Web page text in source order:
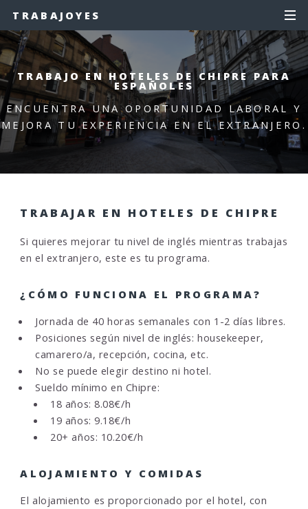
TRABAJOYES
TRABAJO EN HOTELES DE CHIPRE PARA
ESPAÑOLES
ENCUENTRA UNA OPORTUNIDAD LABORAL Y
MEJORA TU EXPERIENCIA EN EL EXTRANJERO.
TRABAJAR EN HOTELES DE CHIPRE
Si quieres mejorar tu nivel de inglés mientras trabajas
en el extranjero, este es tu programa.
¿CÓMO FUNCIONA EL PROGRAMA?
Jornada de 40 horas semanales con 1-2 días libres.
Posiciones según nivel de inglés: housekeeper,
camarero/a, recepción, cocina, etc.
No se puede elegir destino ni hotel.
Sueldo mínimo en Chipre:
18 años: 8.08€/h
19 años: 9.18€/h
20+ años: 10.20€/h
ALOJAMIENTO Y COMIDAS
El alojamiento es proporcionado por el hotel, con